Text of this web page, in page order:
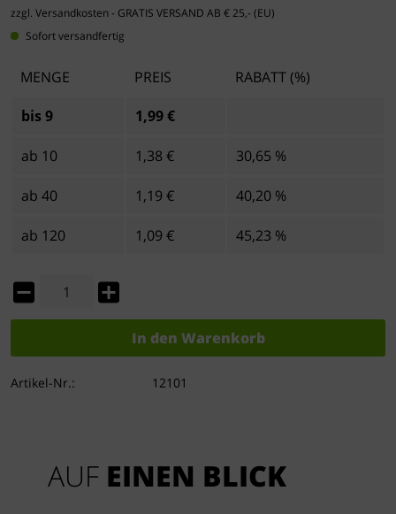
zzgl. Versandkosten- GRATIS VERSAND AB € 25,- (EU)
Sofort versandfertig
MENGE PREIS
RABATT (%)
bis 9 1,99 €
ab 10 1,38 € 30,65 %
ab 40 1,19 € 40,20 %
ab 120 1,09 € 45,23 %
In den Warenkorb
Artikel-Nr.: 12101
AUF EINEN BLICK